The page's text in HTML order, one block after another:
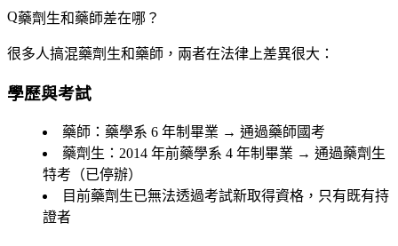
藥劑生和藥師差在哪？
很多人搞混藥劑生和藥師，兩者在法律上差異很大：
學歷與考試
藥師 ：藥學系 6 年制畢業 → 通過藥師國考
藥劑生 ：2014 年前藥學系 4 年制畢業 → 通過藥劑生
特考（已停辦）
目前藥劑生已無法透過考試新取得資格 ，只有既有持
證者